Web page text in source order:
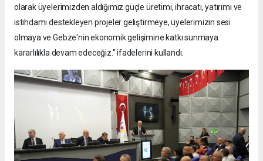
olarak üyelerimizden aldığımız güçle üretimi, ihracatı, yatırımı ve
istihdamı destekleyen projeler geliştirmeye, üyelerimizin sesi
olmaya ve Gebze'nin ekonomik gelişimine katkı sunmaya
kararlılıkla devam edeceğiz." ifadelerini kullandı.